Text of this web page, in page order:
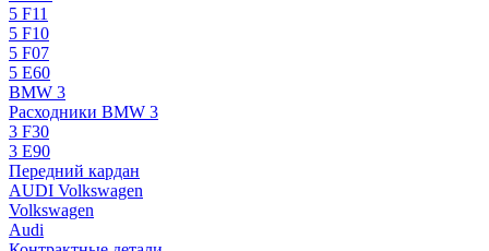
5 F11
5 F10
5 F07
5 E60
BMW 3
Расходники BMW 3
3 F30
3 E90
Передний кардан
AUDI Volkswagen
Volkswagen
Audi